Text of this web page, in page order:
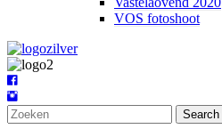
VOS fotoshoot
Search